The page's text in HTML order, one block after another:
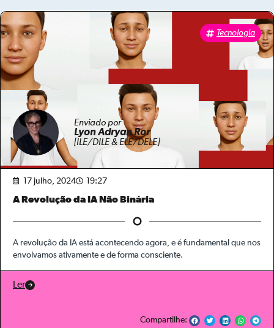
Tecnologia
Enviado por
Lyon Adryan Ror
[ILE/DILE & ELE/DELE]
17 julho, 2024 19:27
A Revolução da IA Não Binária
A revolução da IA está acontecendo agora, e é fundamental que nos
envolvamos ativamente e de forma consciente.
Ler
Compartilhe: